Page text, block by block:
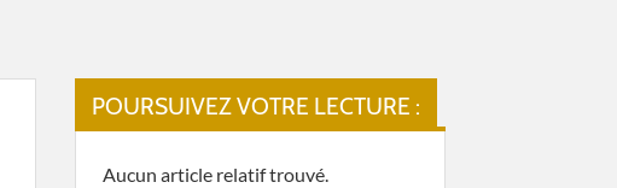
POURSUIVEZ VOTRE LECTURE :
Aucun article relatif trouvé.